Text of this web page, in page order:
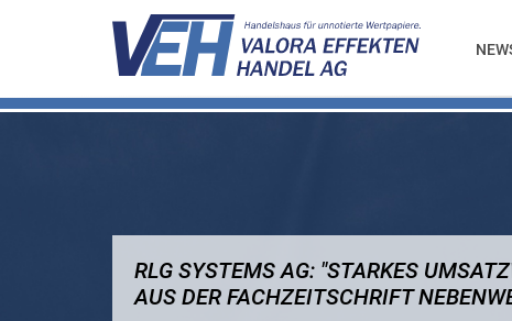
RLG SYSTEMS AG: "STARKES
AUS DER FACHZEITSCHRIFT